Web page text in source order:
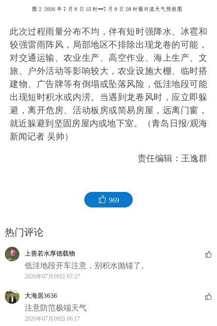
此次过程雨量分布不均，伴有短时强降水、冰雹和
较强雷雨阵风，局部地区不排除出现龙卷的可能，
对交通运输、农业生产、高空作业、海上生产、文
旅、户外活动等影响较大，农业设施大棚、临时搭
建物、广告牌等有倒塌或坠落风险，低洼地段可能
出现短时积水或内涝。当遇到龙卷风时，应立即躲
避，离开危房、活动板房或简易房屋，远离门窗，
就近躲避到坚固房屋内或地下室。（青岛日报/观海
新闻记者 吴帅）
责任编辑：王逸群
969
热门评论
上善若水厚德载物
低洼地段开车注意，别积水抛锚了。
2026年07月09日 07:27
大海居3636
注意防范极端天气
2026年07月09日 06:17